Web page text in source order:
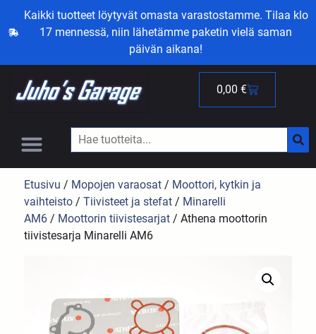
Kaikki tuotteet löytyvät omasta varastostamme. Tilaa klo
17 mennessä, niin lähetämme paketin vielä saman
päivän aikana!
0,00 €
Etusivu / Mopojen varaosat / Moottori, kytkin ja
vaihteisto /Tiivisteet ja stefat / Minarelli
AM6 / Moottorin tiivistesarjat / Athena moottorin
tiivistesarja Minarelli AM6